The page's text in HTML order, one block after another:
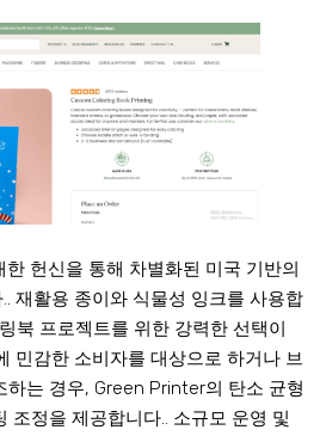
헌신을 통해 차별화된 미국 기반의
재활용 종이와 식물성 잉크를 사용합
북 프로젝트를 위한 강력한 선택이
민감한 소비자를 대상으로 하거나 브
하는 경우, Green Printer의 탄소 균형
조정을 제공합니다.. 소규모 운영 및